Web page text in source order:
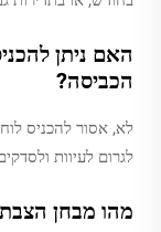
האם ניתן
הכביסה?
לא, אסור להכניס
לגרום לעיוות
מהו מבחן